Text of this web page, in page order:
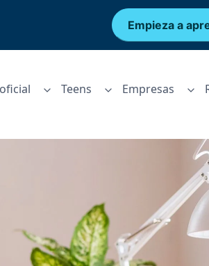
Empieza a
Teens Empresas